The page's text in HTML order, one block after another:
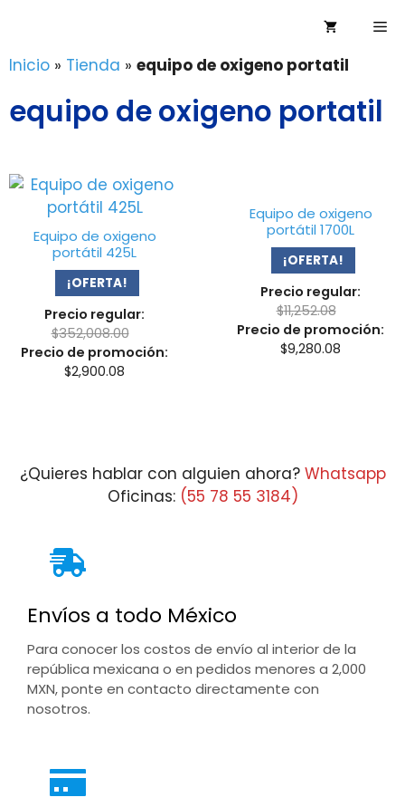
contenido
Inicio » Tienda » equipo de oxigeno portatil
equipo de oxigeno portatil
Equipo de oxigeno
portátil 425L
¡OFERTA!
Precio regular:
$352,008.00
Precio de promoción:
$2,900.08
Equipo de oxigeno
portátil 1700L
¡OFERTA!
Precio regular:
$11,252.08
Precio de promoción:
$9,280.08
¿Quieres hablar con alguien ahora? Whatsapp
Oficinas: (55 78 55 3184)
Envíos a todo México
Para conocer los costos de envío al interior de la
república mexicana o en pedidos menores a 2,000
MXN, ponte en contacto directamente con
nosotros.